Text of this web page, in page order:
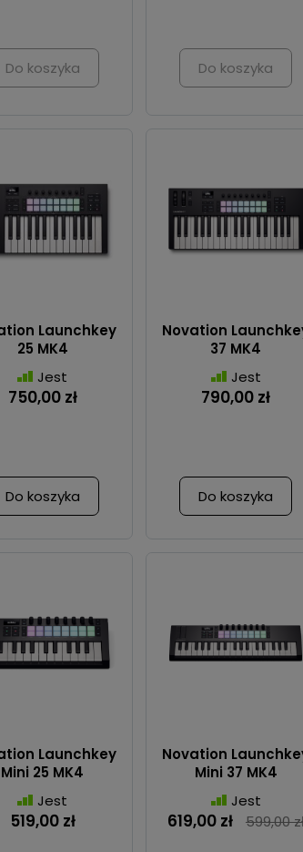
Do koszyka Do koszyka
Launchkey
25 MK4
Jest
750,00 zł
Do koszyka
Novation
37 MK4
Jest
790,00 zł
Do koszyka
Launchkey
Mini 25 MK4
Jest
519,00 zł
Novation
Mini 37 MK4
Jest
619,00 zł 599,00